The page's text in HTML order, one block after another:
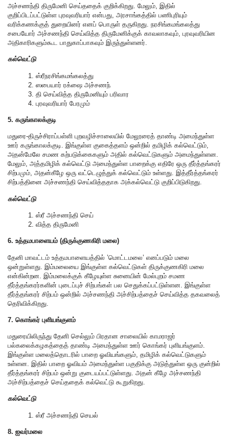
அச்சணந்தி திருமேனி செய்ததைக் குறிக்கிறது. மேலும், இதில்
குறிப்பிடப்பட்டுள்ள புரவுவரியார் என்பது, அரசாங்கத்தில் பணிபுரியும்
வரிக்கணக்குத் துறையினர் எனப் பொருள் தருகிறது. நரசிங்கமங்கலத்து
சபையோர் அச்சணந்தி செய்வித்த திருமேனிக்குக் காவலாகவும், புரவுவரியின
அதிகாரிகளும்கூட பாதுகாப்பாகவும் இருந்துள்ளனர்.
கல்வெட்டு
1. ஸ்ரீநரசிங்கமங்கலத்து
2. ஸபையார் ரக்ஷை அச்சணந்
3. தி செய்வித்த திருமேனியும் பரிவார
4. புரவுவரியார் பேரமும்
5. கருங்காலக்குடி
மதுரை-திருச்சிராப்பள்ளி புறவழிச்சாலையில் மேலூரைத் தாண்டி அமைந்துள்ள
ஊர் கருங்காலக்குடி. இங்குள்ள குகைத்தளம் ஒன்றில் தமிழிக் கல்வெட்டும்,
அதன்மேலே சமண கற்படுக்கைகளும் அதில் கல்வெட்டுகளும் அமைந்துள்ளன.
மேலும், அத்தமிழிக் கல்வெட்டு அமைந்துள்ள பாறைக்கு எதிரே ஒரு தீர்த்தங்கரர்
சிற்பமும், அதன்கீழே ஒரு வட்டெழுத்துக் கல்வெட்டும் உள்ளது. இத்தீர்த்தங்கரர்
சிற்பத்தினை அச்சணந்தி செய்வித்ததாக அக்கல்வெட்டு குறிப்பிடுகிறது.
கல்வெட்டு
1. ஸ்ரீ அச்சணந்தி செய்
2. வித்த திருமேனி
6. உத்தமபாளையம் (திருக்குணகிரி மலை)
தேனி மாவட்டம் உத்தமபாளையத்தில் ’மொட்டமலை’ எனப்படும் மலை
ஒன்றுள்ளது. இம்மலையை இங்குள்ள கல்வெட்டுகள் திருக்குணகிரி மலை
என்கின்றன. இம்மலைக்குக் கீழேயுள்ள சுனையின் மேல்புறம் சமண
தீர்த்தங்கரர்களின் புடைப்புச் சிற்பங்கள் பல செதுக்கப்பட்டுள்ளன. இங்குள்ள
தீர்த்தங்கரர் சிற்பம் ஒன்றில் அச்சணந்தி அச்சிற்பத்தைச் செய்வித்த தகவலைத்
தெரிவிக்கிறது.
7. கொங்கர் புளியங்குளம்
மதுரையிலிருந்து தேனி செல்லும் பிரதான சாலையில் காமராஜர்
பல்கலைக்கழகத்தைத் தாண்டி அமைந்துள்ள ஊர் கொங்கர் புளியங்குளம்.
இங்குள்ள மலைத்தொடரில் பாறை ஓவியங்களும், தமிழிக் கல்வெட்டுகளும்
உள்ளன. இதில் பாறை ஓவியம் அமைந்துள்ள பகுதிக்கு அடுத்துள்ள ஒரு குன்றில்
தீர்த்தங்கரர் சிற்பம் ஒன்று குடையப்பட்டுள்ளது. அதன் கீழே அச்சணந்தி
அச்சிற்பத்தைச் செய்ததைக் கல்வெட்டு கூறுகிறது.
கல்வெட்டு
1. ஸ்ரீ அச்சணந்தி செயல்
8. ஐவர்மலை